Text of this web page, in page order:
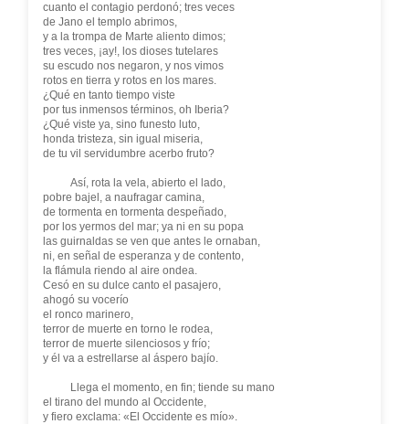
cuanto el contagio perdonó; tres veces
de Jano el templo abrimos,
y a la trompa de Marte aliento dimos;
tres veces, ¡ay!, los dioses tutelares
su escudo nos negaron, y nos vimos
rotos en tierra y rotos en los mares.
¿Qué en tanto tiempo viste
por tus inmensos términos, oh Iberia?
¿Qué viste ya, sino funesto luto,
honda tristeza, sin igual miseria,
de tu vil servidumbre acerbo fruto?
Así, rota la vela, abierto el lado,
pobre bajel, a naufragar camina,
de tormenta en tormenta despeñado,
por los yermos del mar; ya ni en su popa
las guirnaldas se ven que antes le ornaban,
ni, en señal de esperanza y de contento,
la flámula riendo al aire ondea.
Cesó en su dulce canto el pasajero,
ahogó su vocerío
el ronco marinero,
terror de muerte en torno le rodea,
terror de muerte silenciosos y frío;
y él va a estrellarse al áspero bajío.
Llega el momento, en fin; tiende su mano
el tirano del mundo al Occidente,
y fiero exclama: «El Occidente es mío».